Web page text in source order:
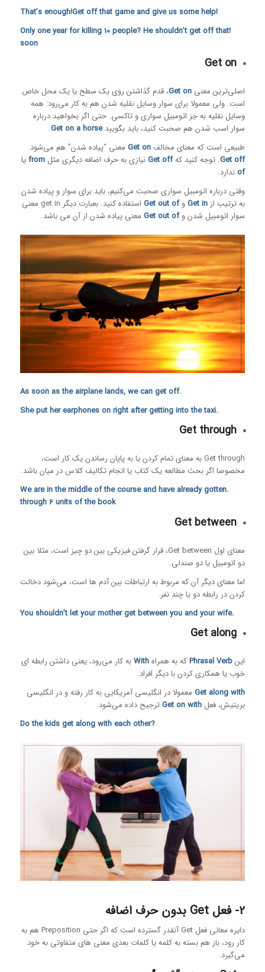
!That’s enough!Get off that game and give us some help
!Only one year for killing 10 people? He shouldn’t get off that
soon
Get on
اصلی‌ترین معنی Get on، قدم گذاشتن روی یک سطح یا یک محل خاص
است. ولی معمولا برای سوار وسایل نقلیه شدن هم به کار می‌رود: همه
وسایل نقلیه به جز اتومبیل سواری و تاکسی. حتی اگر بخواهید درباره
سوار اسب شدن هم صحبت کنید، باید بگوییدGet on a horse
.
طبیعی است که معنای مخالف Get onمعنی “پیاده شدن” هم می‌شود
Get off. توجه کنید کهGet offنیازی به حرف اضافه دیگری مثل fromیا
ofندارد.
وقتی درباره اتومبیل سواری صحبت می‌کنیم، باید برای سوار و پیاده شدن
به ترتیب از Get inوGet out of
استفاده کنید. بعبارت دیگر get in معنی
سوار اتومبیل شدن وGet out of معنی پیاده شدن از آن می باشد.
.As soon as the airplane lands, we can get off
.She put her earphones on right after getting into the taxi
Get through
Get through به معنای تمام کردن یا به پایان رساندن یک کار است،
مخصوصا اگر بحث مطالعه یک کتاب یا انجام تکالیف کلاس در میان باشد.
.We are in the middle of the course and have already gotten
through 6 units of the book
Get between
معنای اول Get between، قرار گرفتن فیزیکی بین دو چیز است، مثلا بین
دو اتومبیل یا دو صندلی.
اما معنای دیگر آن که مربوط به ارتباطات بین آدم ها است، می‌شود دخالت
کردن در رابطه دو یا چند نفر.
.You shouldn’t let your mother get between you and your wife
Get along
اینPhrasal Verbکه به همراهWithبه کار می‌رود، یعنی داشتن رابطه ای
خوب یا همکاری کردن با دیگر افراد.
Get along withمعمولا در انگلیسی آمریکایی به کار رفته و در انگلیسی
بریتیش، فعل Get on withترجیح داده می‌شود.
?Do the kids get along with each other
2- فعل Get بدون حرف اضافه
دایره معانی فعل Get آنقدر گسترده است که اگر حتی Preposition هم به
کار رود، باز هم بسته به کلمه یا کلمات بعدی معنی های متفاوتی به خود
می‌گیرد.